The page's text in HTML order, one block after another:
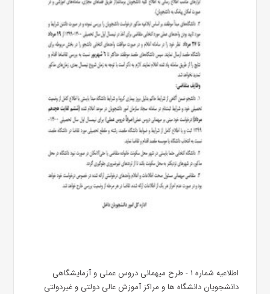
اطلاعیه شماره ۱ - طرح میهمانی دروس عملی و آزمایشگاهی
دانشجویان دانشگاه ها و مراکز آموزش عالی دولتی و غیردولتی